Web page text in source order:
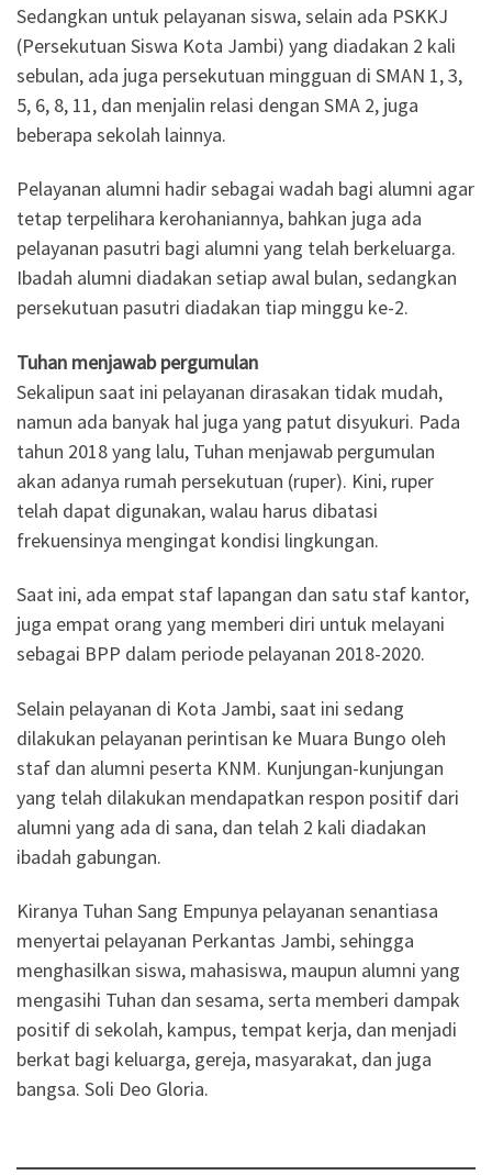
Sedangkan untuk pelayanan siswa, selain ada PSKKJ
(Persekutuan Siswa Kota Jambi) yang diadakan 2 kali
sebulan, ada juga persekutuan mingguan di SMAN 1, 3,
5, 6, 8, 11, dan menjalin relasi dengan SMA 2, juga
beberapa sekolah lainnya.
Pelayanan alumni hadir sebagai wadah bagi alumni agar
tetap terpelihara kerohaniannya, bahkan juga ada
pelayanan pasutri bagi alumni yang telah berkeluarga.
Ibadah alumni diadakan setiap awal bulan, sedangkan
persekutuan pasutri diadakan tiap minggu ke-2.
Tuhan menjawab pergumulan
Sekalipun saat ini pelayanan dirasakan tidak mudah,
namun ada banyak hal juga yang patut disyukuri. Pada
tahun 2018 yang lalu, Tuhan menjawab pergumulan
akan adanya rumah persekutuan (ruper). Kini, ruper
telah dapat digunakan, walau harus dibatasi
frekuensinya mengingat kondisi lingkungan.
Saat ini, ada empat staf lapangan dan satu staf kantor,
juga empat orang yang memberi diri untuk melayani
sebagai BPP dalam periode pelayanan 2018-2020.
Selain pelayanan di Kota Jambi, saat ini sedang
dilakukan pelayanan perintisan ke Muara Bungo oleh
staf dan alumni peserta KNM. Kunjungan-kunjungan
yang telah dilakukan mendapatkan respon positif dari
alumni yang ada di sana, dan telah 2 kali diadakan
ibadah gabungan.
Kiranya Tuhan Sang Empunya pelayanan senantiasa
menyertai pelayanan Perkantas Jambi, sehingga
menghasilkan siswa, mahasiswa, maupun alumni yang
mengasihi Tuhan dan sesama, serta memberi dampak
positif di sekolah, kampus, tempat kerja, dan menjadi
berkat bagi keluarga, gereja, masyarakat, dan juga
bangsa. Soli Deo Gloria.